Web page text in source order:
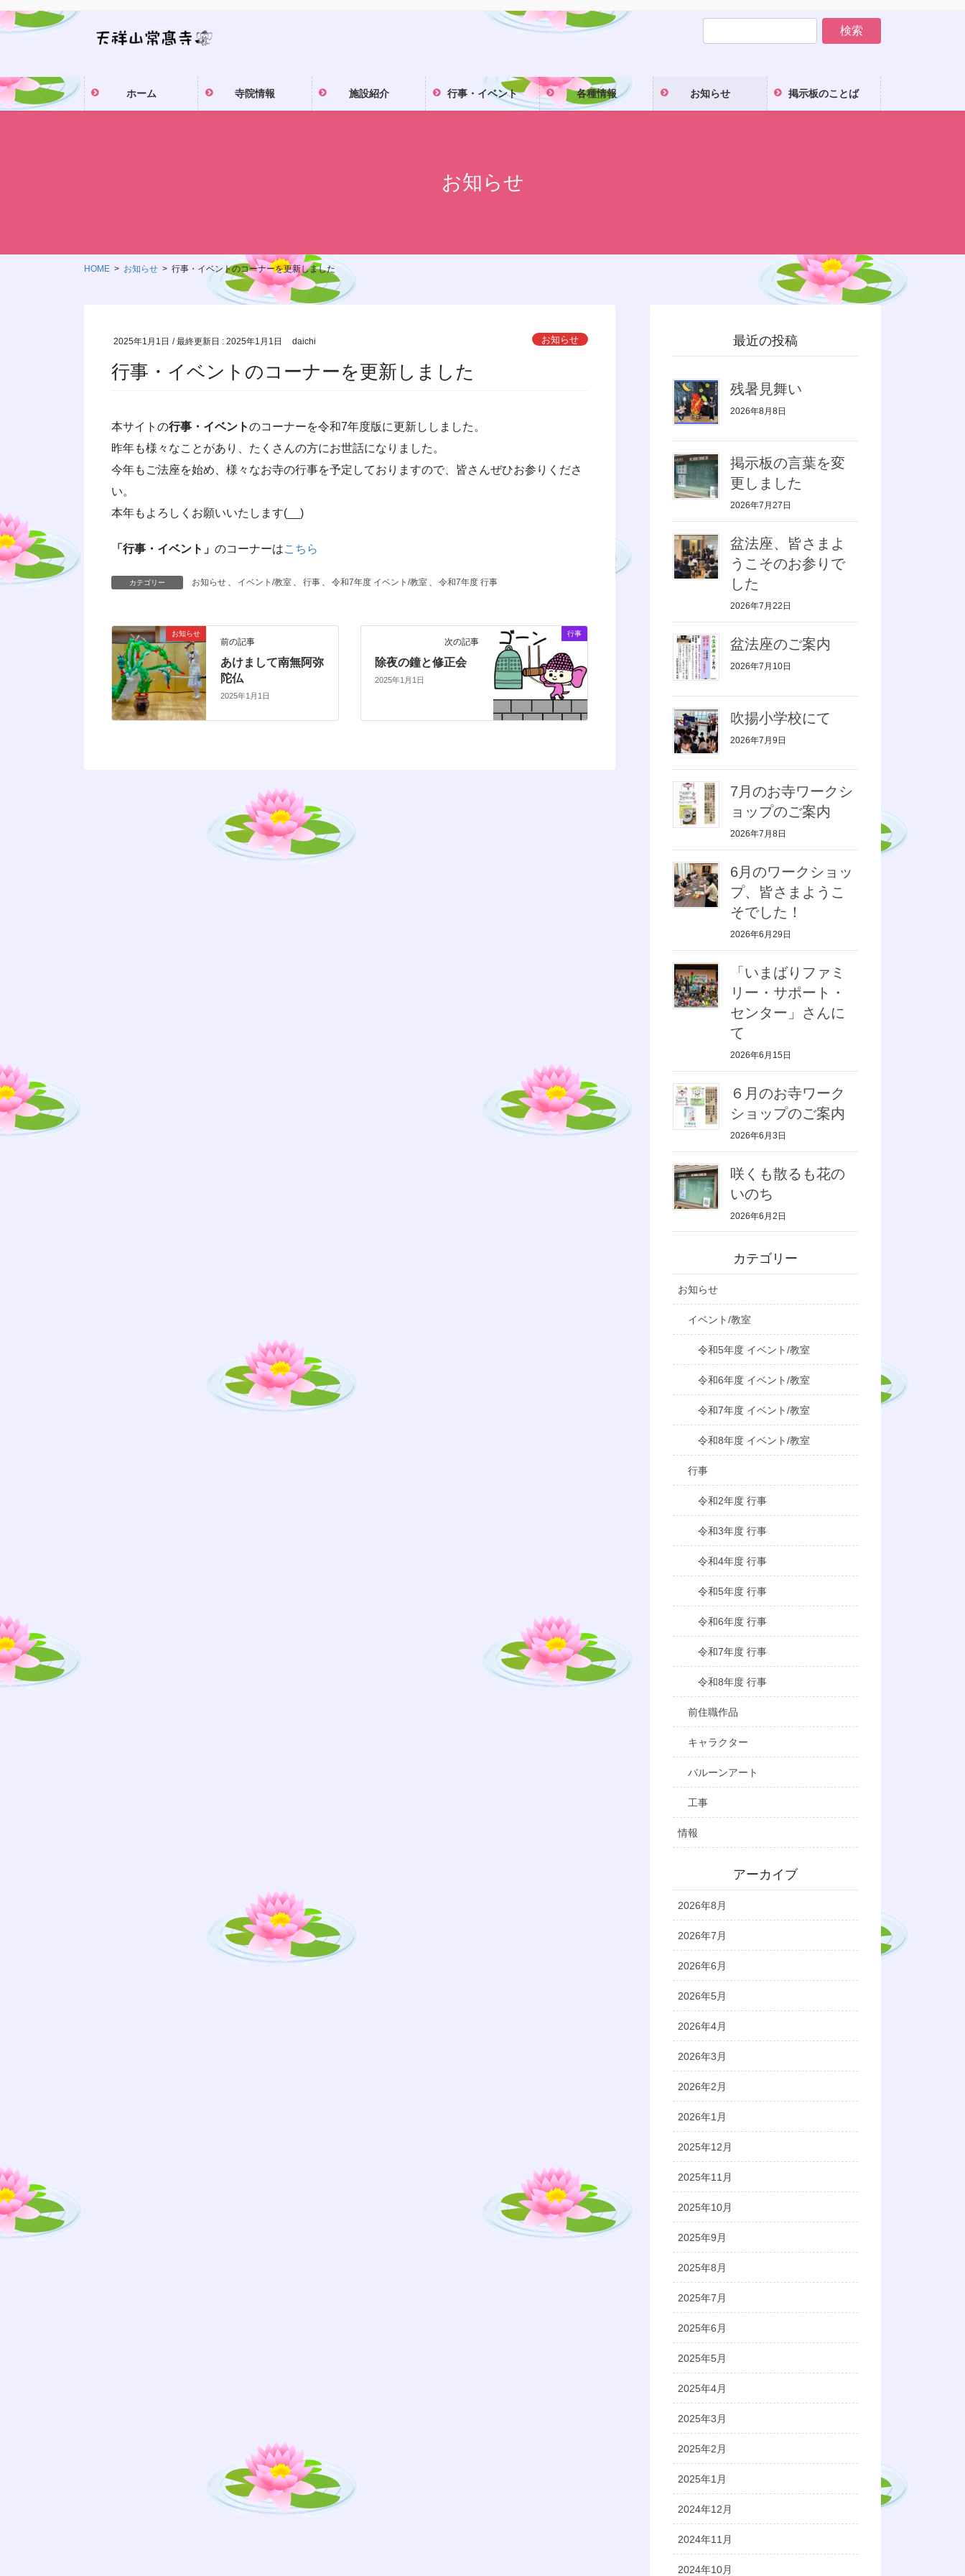
ン
ツ
に
移
ビ
シ
ョ
ン
ホーム 寺院情報 施設紹介 行事・イベント 各種情報 お知らせ 掲示板のことば
お知らせ
HOME お知らせ 行事・イベントのコーナーを更新しました
2025年1月1日 / 最終更新日 :2025年1月1日 daichi お知らせ
行事・イベントのコーナーを更新しました
本サイトの行事・イベントのコーナーを令和7年度版に更新ししました。
昨年も様々なことがあり、たくさんの方にお世話になりました。
今年もご法座を始め、様々なお寺の行事を予定しておりますので、皆さんぜひお参りくださ
い。
本年もよろしくお願いいたします(__)
「行事・イベント」のコーナーはこちら
カテゴリー お知らせ イベント/教室 行事 令和7年度 イベント/教室 令和7年度 行事
お知らせ
前の記事
あけまして南無阿弥
陀仏
2025年1月1日
行事
次の記事
除夜の鐘と修正会
2025年1月1日
最近の投稿
残暑見舞い
2026年8月8日
掲示板の言葉を変
更しました
2026年7月27日
盆法座、皆さまよ
うこそのお参りで
した
2026年7月22日
盆法座のご案内
2026年7月10日
吹揚小学校にて
2026年7月9日
7月のお寺ワークシ
ョップのご案内
2026年7月8日
6月のワークショッ
プ、皆さまようこ
そでした！
2026年6月29日
「いまばりファミ
リー・サポート・
センター」さんに
て
2026年6月15日
６月のお寺ワーク
ショップのご案内
2026年6月3日
咲くも散るも花の
いのち
2026年6月2日
カテゴリー
お知らせ
イベント/教室
令和5年度 イベント/教室
令和6年度 イベント/教室
令和7年度 イベント/教室
令和8年度 イベント/教室
行事
令和2年度 行事
令和3年度 行事
令和4年度 行事
令和5年度 行事
令和6年度 行事
令和7年度 行事
令和8年度 行事
前住職作品
キャラクター
バルーンアート
工事
情報
アーカイブ
2026年8月
2026年7月
2026年6月
2026年5月
2026年4月
2026年3月
2026年2月
2026年1月
2025年12月
2025年11月
2025年10月
2025年9月
2025年8月
2025年7月
2025年6月
2025年5月
2025年4月
2025年3月
2025年2月
2025年1月
2024年12月
2024年11月
2024年10月